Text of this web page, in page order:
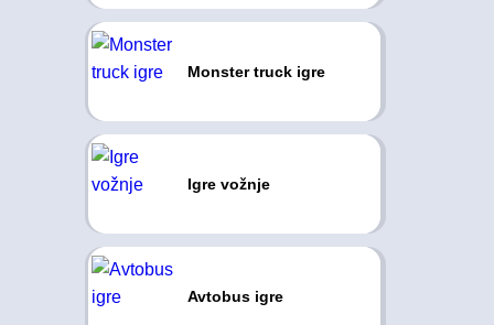
Monster truck igre
Igre vožnje
Avtobus igre